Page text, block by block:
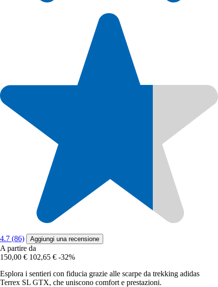
4.7 (86) Aggiungi una recensione
A partire da
150,00 € 102,65 € -32%
Esplora i sentieri con fiducia grazie alle scarpe da trekking adidas
Terrex SL GTX, che uniscono comfort e prestazioni.